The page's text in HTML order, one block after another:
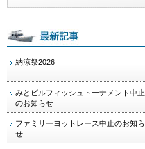
納涼祭2026
みとビルフィッシュトーナメント中止
のお知らせ
ファミリーヨットレース中止のお知ら
せ